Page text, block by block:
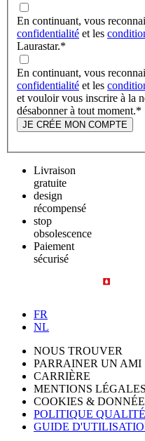
En continuant, vous
confidentialité et les
Laurastar.*
En continuant, vous
confidentialité et les
et vouloir vous inscrire à la
désabonner à tout moment.*
JE CRÉE MON COMPTE
Livraison
gratuite
design
récompensé
stop
obsolescence
Paiement
sécurisé
FR
NL
NOUS TROUVER
PARRAINER UN AMI
CARRIÈRE
MENTIONS LÉGALES
COOKIES &
POLITIQUE QUALITÉ
GUIDE